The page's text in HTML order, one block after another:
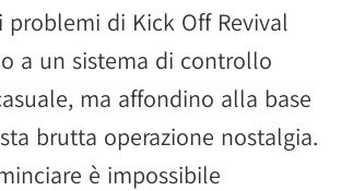
problemi di Kick Off Revival
a un sistema di controllo
ma affondino alla base
brutta operazione nostalgia.
è impossibile